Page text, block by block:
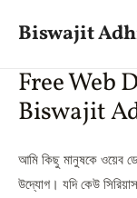
Biswajit
Free Web
Biswajit
আমি কিছু মানুষকে ওয়েব
উদ্যোগ। যদি কেউ